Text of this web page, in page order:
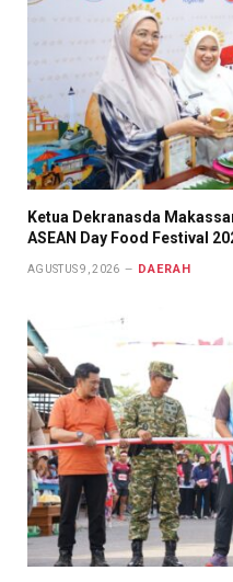
Ketua Dekranasda
ASEAN Day Food Festival
AGUSTUS 9, 2026 DAERAH